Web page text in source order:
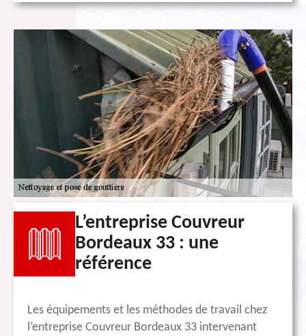
L’entreprise Couvreur
Bordeaux 33 : une
référence
Les équipements et les méthodes de travail chez
l’entreprise Couvreur Bordeaux 33 intervenant